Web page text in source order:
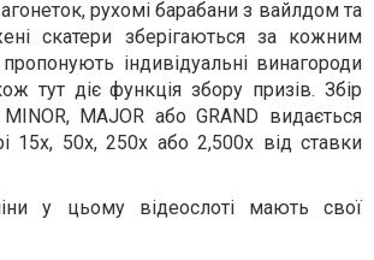
рухомі барабани з вайлдом та
скатери зберігаються за кожним
індивідуальні винагороди
тут діє функція збору призів. Збір
MAJOR або GRAND видається
15x, 50x, 250x або 2,500x від ставки
у цьому відеослоті мають свої